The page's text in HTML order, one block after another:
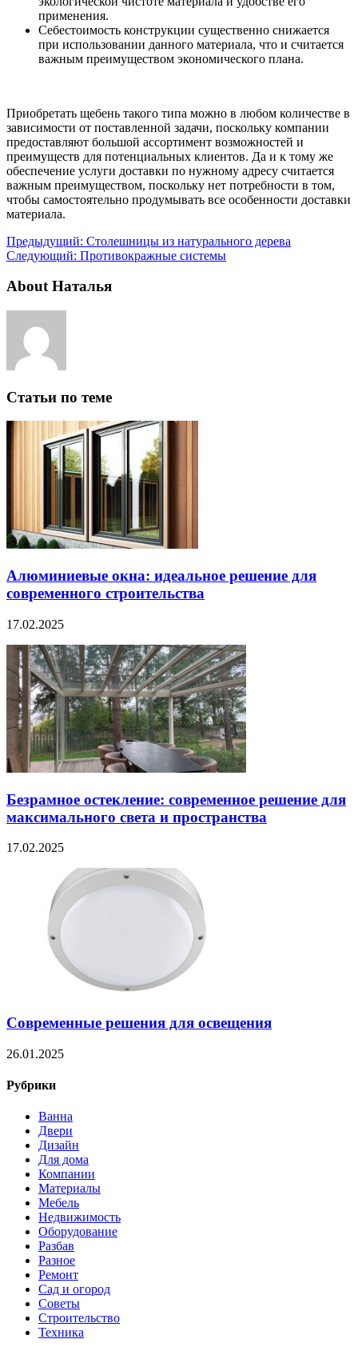
применения.
Себестоимость конструкции существенно снижается
при использовании данного материала, что и считается
важным преимуществом экономического плана.
Приобретать щебень такого типа можно в любом количестве в
зависимости от поставленной задачи, поскольку компании
предоставляют большой ассортимент возможностей и
преимуществ для потенциальных клиентов. Да и к тому же
обеспечение услуги доставки по нужному адресу считается
важным преимуществом, поскольку нет потребности в том,
чтобы самостоятельно продумывать все особенности доставки
материала.
Предыдущий: Столешницы из натурального дерева
Следующий: Противокражные системы
About Наталья
Статьи по теме
Алюминиевые окна: идеальное решение для
современного строительства
17.02.2025
Безрамное остекление: современное решение для
максимального света и пространства
17.02.2025
Современные решения для освещения
26.01.2025
Рубрики
Ванна
Двери
Дизайн
Для дома
Компании
Материалы
Мебель
Недвижимость
Оборудование
Разбав
Разное
Ремонт
Сад и огород
Советы
Строительство
Техника